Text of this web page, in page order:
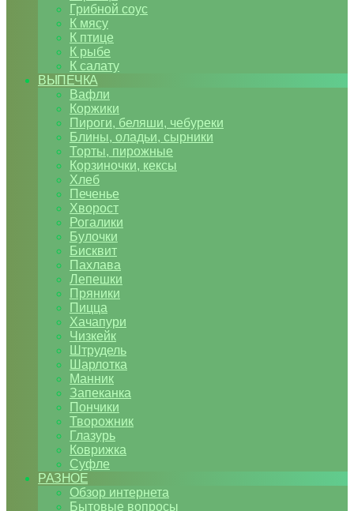
Грибной соус
К мясу
К птице
К рыбе
К салату
ВЫПЕЧКА
Вафли
Коржики
Пироги, беляши, чебуреки
Блины, оладьи, сырники
Торты, пирожные
Корзиночки, кексы
Хлеб
Печенье
Хворост
Рогалики
Булочки
Бисквит
Пахлава
Лепешки
Пряники
Пицца
Хачапури
Чизкейк
Штрудель
Шарлотка
Манник
Запеканка
Пончики
Творожник
Глазурь
Коврижка
Суфле
РАЗНОЕ
Обзор интернета
Бытовые вопросы